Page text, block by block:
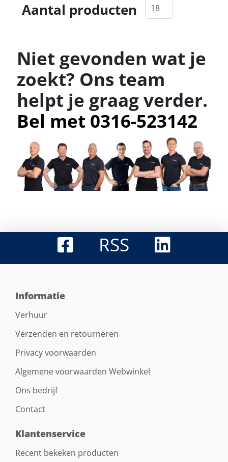
Aantal producten
Niet gevonden wat je
zoekt? Ons team
helpt je graag verder.
Bel met 0316-523142
RSS
Informatie
Verhuur
Verzenden en retourneren
Privacy voorwaarden
Algemene voorwaarden Webwinkel
Ons bedrijf
Contact
Klantenservice
Recent bekeken producten